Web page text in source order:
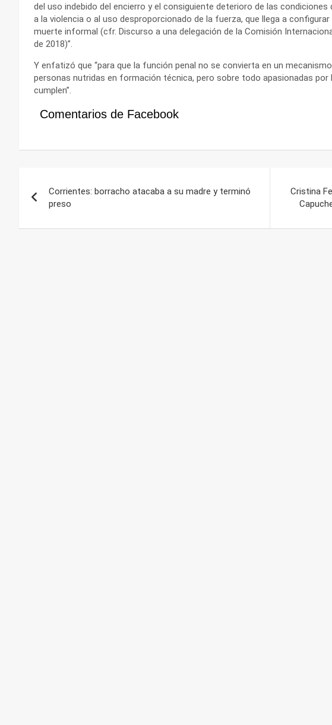
del uso indebido del encierro y el consiguiente deterioro de las
a la violencia o al uso desproporcionado de la fuerza, que llega a
muerte informal (cfr. Discurso a una delegación de la Comisión
de 2018)”.
Y enfatizó que “para que la función penal no se convierta en un
personas nutridas en formación técnica, pero sobre todo apasionadas por
cumplen”.
Comentarios de Facebook
de
entradas
Corrientes: borracho atacaba a su madre y terminó
preso
Cristina